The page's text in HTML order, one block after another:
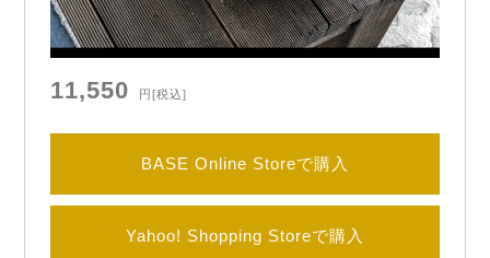
11,550 円[税込]
BASE Online Storeで購入
Yahoo! Shopping Storeで購入